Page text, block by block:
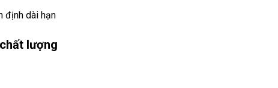
định dài hạn
lượng